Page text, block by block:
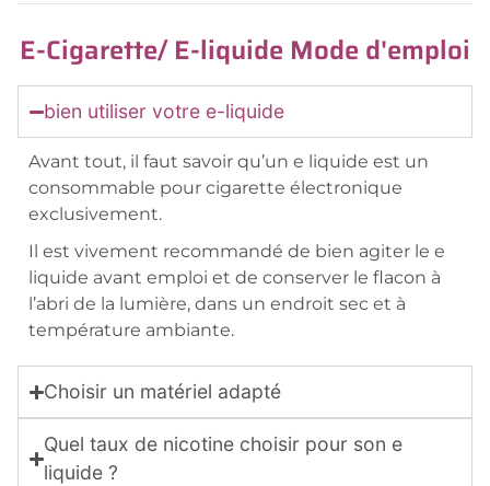
E-Cigarette/ E-liquide Mode d'emploi
bien utiliser votre e-liquide
Avant tout, il faut savoir qu’un e liquide est un
consommable pour cigarette électronique
exclusivement.
Il est vivement recommandé de bien agiter le e
liquide avant emploi et de conserver le flacon à
l’abri de la lumière, dans un endroit sec et à
température ambiante.
Choisir un matériel adapté
Quel taux de nicotine choisir pour son e
liquide ?